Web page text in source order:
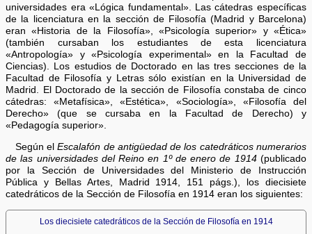
universidades era «Lógica fundamental». Las cátedras específicas
de la licenciatura en la sección de Filosofía (Madrid y Barcelona)
eran «Historia de la Filosofía», «Psicología superior» y «Ética»
(también cursaban los estudiantes de esta licenciatura
«Antropología» y «Psicología experimental» en la Facultad de
Ciencias). Los estudios de Doctorado en las tres secciones de la
Facultad de Filosofía y Letras sólo existían en la Universidad de
Madrid. El Doctorado de la sección de Filosofía constaba de cinco
cátedras: «Metafísica», «Estética», «Sociología», «Filosofía del
Derecho» (que se cursaba en la Facultad de Derecho) y
«Pedagogía superior».
Según elEscalafón de antigüedad de los catedráticos numerarios
de las universidades del Reino en 1º de enero de 1914(publicado
por la Sección de Universidades del Ministerio de Instrucción
Pública y Bellas Artes, Madrid 1914, 151 págs.), los diecisiete
catedráticos de la Sección de Filosofía en 1914 eran los siguientes:
Los diecisiete catedráticos de la Sección de Filosofía en 1914